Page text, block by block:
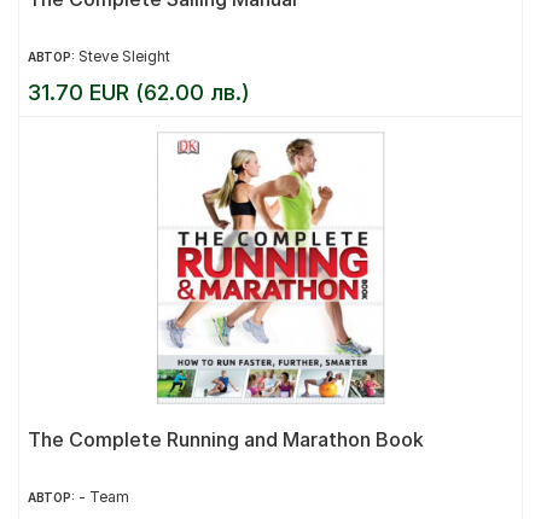
АВТОР: Steve Sleight
31.70 EUR (62.00 лв.)
The Complete Running and Marathon Book
АВТОР: - Team